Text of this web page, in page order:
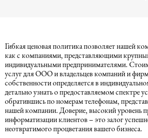
Гибкая ценовая политика позволяет нашей
как с компаниями, представляющими
индивидуальными предпринимателями.
услуг для ООО и владельцев компаний и
собственности определяется в
детально узнать о предоставляемом спектре
обратившись по номерам телефонам,
нашей компании. Доверие, высокий уровень
информатизации клиентов – это залог
неотвратимого процветания вашего бизнеса.